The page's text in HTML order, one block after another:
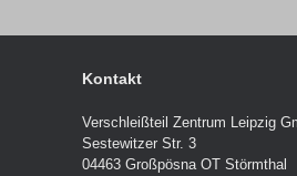
Kontakt
Verschleißteil Zentrum Leipzig
Sestewitzer Str. 3
04463 Großpösna OT Störmthal